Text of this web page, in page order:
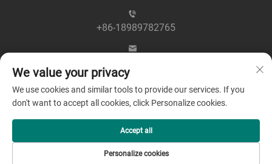
+86-18989782765
Copyright © 2025 společností Zhejiang Greenpower
Electric Co., Ltd -Zásady ochrany soukromí
We value your privacy
We use cookies and similar tools to provide our services. If you
don't want to accept all cookies, click Personalize cookies.
Personalize cookies
Accept all